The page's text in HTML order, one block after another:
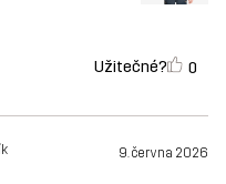
Užitečné? 0
9. června 2026